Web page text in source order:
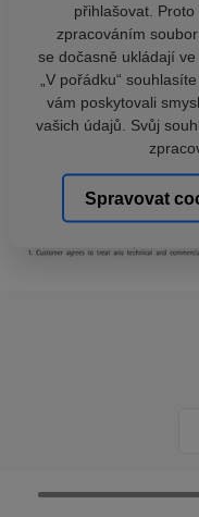
přihlašovat.
zpracováním
se dočasně ukládají
„V pořádku“
vám poskytovali
vašich údajů. Svůj
Spravovat